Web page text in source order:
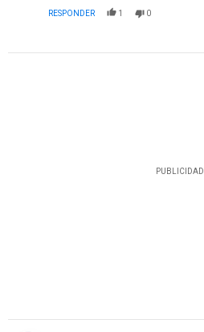
RESPONDER 1 0
PUBLICIDAD